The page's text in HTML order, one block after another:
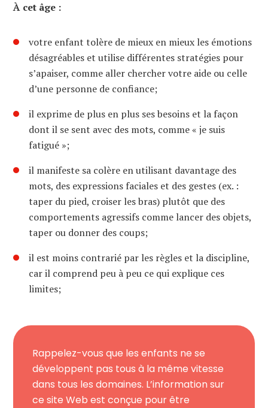
À cet âge :
votre enfant tolère de mieux en mieux les émotions
désagréables et utilise différentes stratégies pour
s’apaiser, comme aller chercher votre aide ou celle
d’une personne de confiance;
il exprime de plus en plus ses besoins et la façon
dont il se sent avec des mots, comme « je suis
fatigué »;
il manifeste sa colère en utilisant davantage des
mots, des expressions faciales et des gestes (ex. :
taper du pied, croiser les bras) plutôt que des
comportements agressifs comme lancer des objets,
taper ou donner des coups;
il est moins contrarié par les règles et la discipline,
car il comprend peu à peu ce qui explique ces
limites;
Rappelez-vous que les enfants ne se
développent pas tous à la même vitesse
dans tous les domaines. L’information sur
ce site Web est conçue pour être